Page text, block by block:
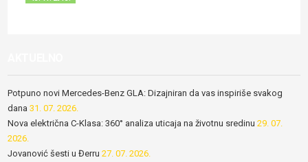
Potpuno novi Mercedes-Benz GLA: Dizajniran da vas inspiriše svakog
dana 31. 07. 2026.
Nova električna C-Klasa: 360° analiza uticaja na životnu sredinu 29. 07.
2026.
Jovanović šesti u Đerru 27. 07. 2026.